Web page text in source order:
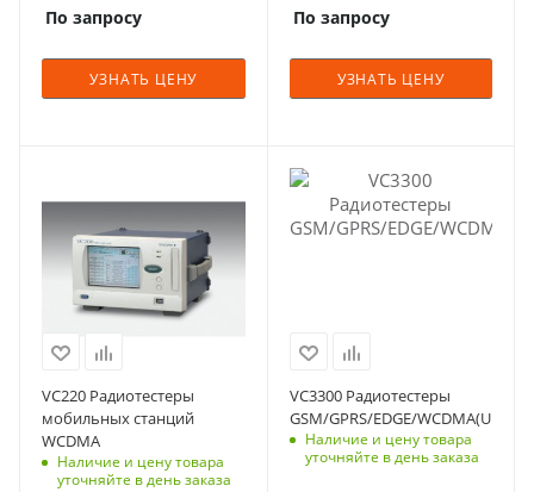
По запросу
УЗНАТЬ ЦЕНУ
По запросу
УЗНАТЬ ЦЕНУ
VC220 Радиотестеры
мобильных станций
WCDMA
Наличие и цену товара
уточняйте в день заказа
VC3300 Радиотестеры
GSM/GPRS/EDGE/WCDMA(UMTS)
Наличие и цену товара
уточняйте в день заказа